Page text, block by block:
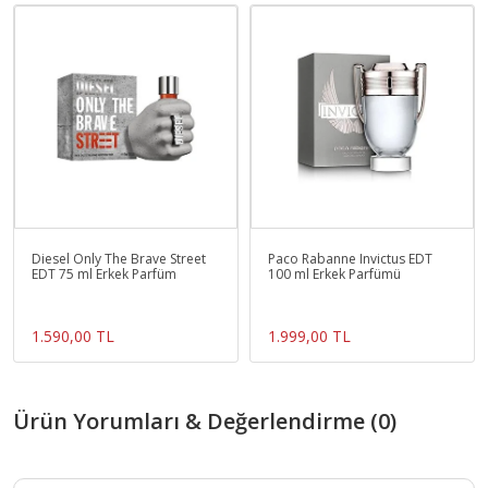
Diesel Only The Brave Street
EDT 75 ml Erkek Parfüm
1.590,00 TL
Paco Rabanne Invictus EDT
100 ml Erkek Parfümü
1.999,00 TL
Ürün Yorumları & Değerlendirme (0)